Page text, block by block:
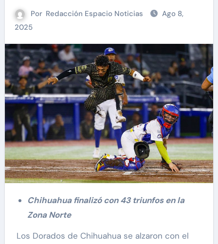
Por Redacción Espacio Noticias
Ago 8,
2025
Chihuahua finalizó con 43 triunfos en la
Zona Norte
Los Dorados de Chihuahua se alzaron con el